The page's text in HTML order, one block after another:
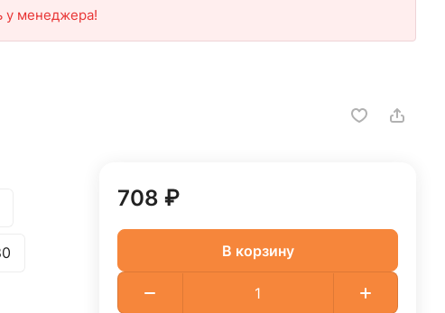
у менеджера!
708 ₽
В корзину